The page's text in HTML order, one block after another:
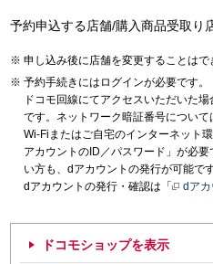
予約申込する店舗/購入商品受取り
申し込み後に店舗を変更することはで
予約手続きにはログインが必要です。
ドコモ回線にてアクセスいただいた
です。ネットワーク暗証番号について
Wi-Fiまたはご自宅のインターネット
アカウントのID／パスワード」が必
い方も、dアカウントの発行が可能です
dアカウントの発行・確認は「
dア
ドコモショップを表示